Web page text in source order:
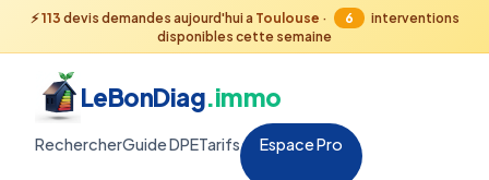
⚡113 devis demandes aujourd'hui a Toulouse · 6
interventions
disponibles cette semaine
LeBonDiag.immo
RechercherGuide DPETarifs Espace Pro